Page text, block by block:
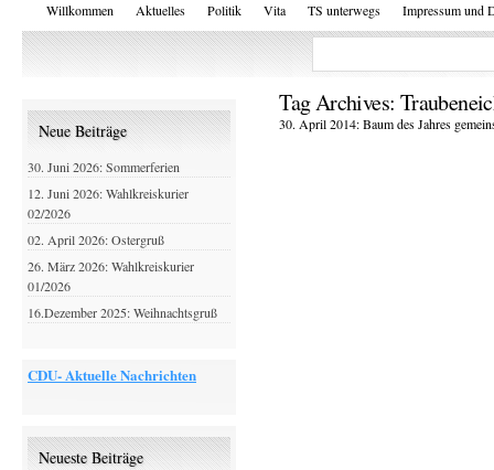
Willkommen Aktuelles Politik Vita TS unterwegs Impressum und
Tag Archives:
30. April 2014: Baum des Jahres
Neue Beiträge
30. Juni 2026: Sommerferien
12. Juni 2026: Wahlkreiskurier
02/2026
02. April 2026: Ostergruß
26. März 2026: Wahlkreiskurier
01/2026
16.Dezember 2025: Weihnachtsgruß
CDU- Aktuelle Nachrichten
Neueste Beiträge